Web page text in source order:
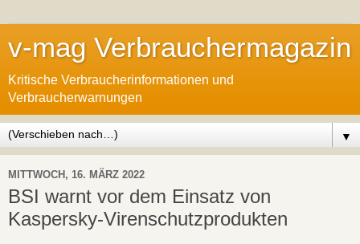
v-mag Verbrauchermagazin
Kritische Verbraucherinformationen und
Verbraucherwarnungen
▼
MITTWOCH, 16. MÄRZ 2022
BSI warnt vor dem Einsatz von
Kaspersky-Virenschutzprodukten